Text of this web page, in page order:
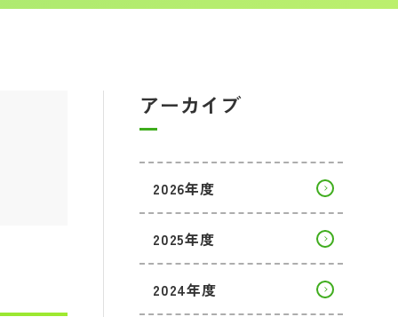
アーカイブ
2026年度
2025年度
2024年度